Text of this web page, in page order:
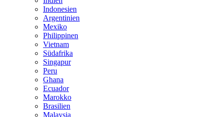
Indonesien
Argentinien
Mexiko
Philippinen
Vietnam
Südafrika
Singapur
Peru
Ghana
Ecuador
Marokko
Brasilien
Malaysia